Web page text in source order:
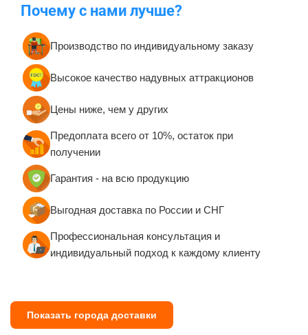
Почему с нами лучше?
Производство по индивидуальному заказу
Высокое качество надувных аттракционов
Цены ниже, чем у других
Предоплата всего от 10%, остаток при
получении
Гарантия - на всю продукцию
Выгодная доставка по России и СНГ
Профессиональная консультация и
индивидуальный подход к каждому клиенту
Показать города доставки